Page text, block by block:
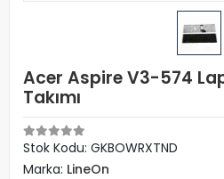
Acer Aspire V3-574
Takımı
Stok Kodu: GKBOWRXTND
Marka: LineOn